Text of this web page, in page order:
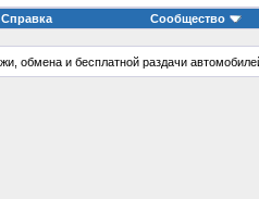
Справка Сообщество
обмена и бесплатной раздачи